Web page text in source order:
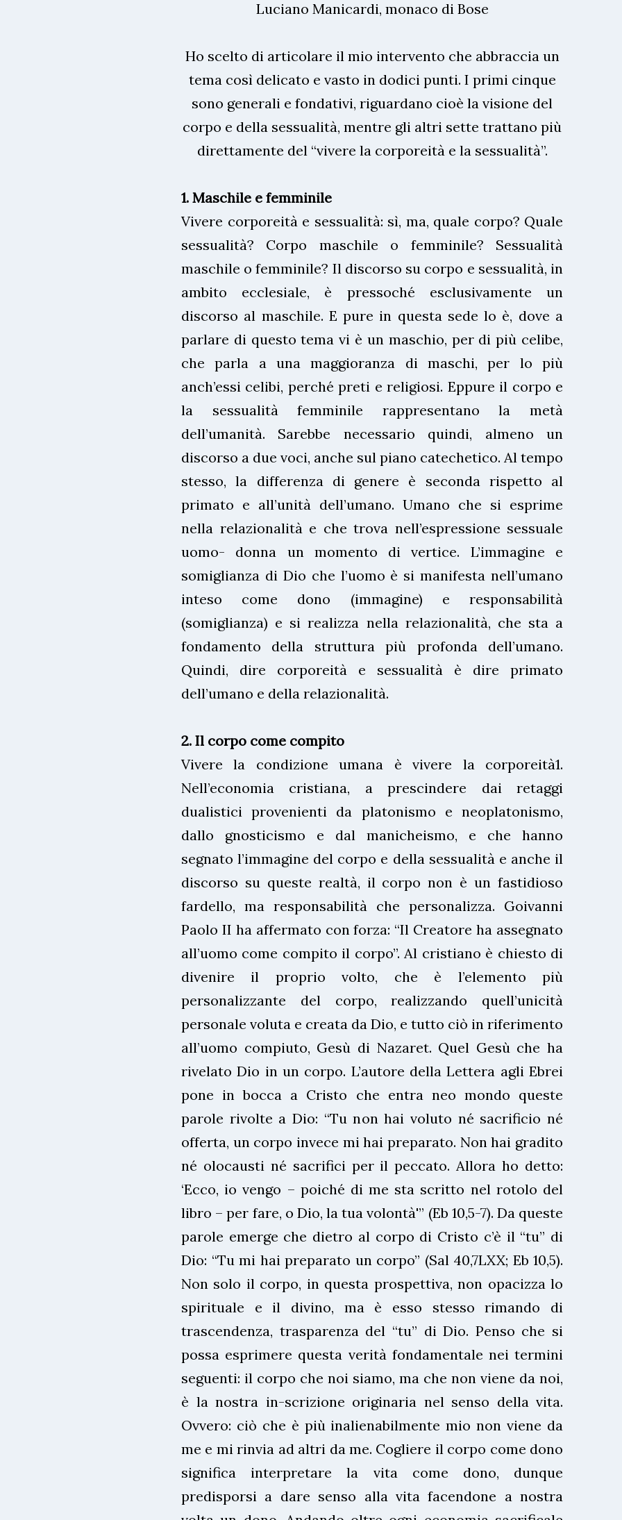
Luciano Manicardi, monaco di Bose
Ho scelto di articolare il mio intervento che abbraccia un
tema così delicato e vasto in dodici punti. I primi cinque
sono generali e fondativi, riguardano cioè la visione del
corpo e della sessualità, mentre gli altri sette trattano più
direttamente del “vivere la corporeità e la sessualità”.
1. Maschile e femminile
Vivere corporeità e sessualità: sì, ma, quale corpo? Quale
sessualità? Corpo maschile o femminile? Sessualità
maschile o femminile? Il discorso su corpo e sessualità, in
ambito ecclesiale, è pressoché esclusivamente un
discorso al maschile. E pure in questa sede lo è, dove a
parlare di questo tema vi è un maschio, per di più celibe,
che parla a una maggioranza di maschi, per lo più
anch’essi celibi, perché preti e religiosi. Eppure il corpo e
la sessualità femminile rappresentano la metà
dell’umanità. Sarebbe necessario quindi, almeno un
discorso a due voci, anche sul piano catechetico. Al tempo
stesso, la differenza di genere è seconda rispetto al
primato e all’unità dell’umano. Umano che si esprime
nella relazionalità e che trova nell’espressione sessuale
uomo- donna un momento di vertice. L’immagine e
somiglianza di Dio che l’uomo è si manifesta nell’umano
inteso come dono (immagine) e responsabilità
(somiglianza) e si realizza nella relazionalità, che sta a
fondamento della struttura più profonda dell’umano.
Quindi, dire corporeità e sessualità è dire primato
dell’umano e della relazionalità.
2. Il corpo come compito
Vivere la condizione umana è vivere la corporeità1.
Nell’economia cristiana, a prescindere dai retaggi
dualistici provenienti da platonismo e neoplatonismo,
dallo gnosticismo e dal manicheismo, e che hanno
segnato l’immagine del corpo e della sessualità e anche il
discorso su queste realtà, il corpo non è un fastidioso
fardello, ma responsabilità che personalizza. Goivanni
Paolo II ha affermato con forza: “Il Creatore ha assegnato
all’uomo come compito il corpo”. Al cristiano è chiesto di
divenire il proprio volto, che è l’elemento più
personalizzante del corpo, realizzando quell’unicità
personale voluta e creata da Dio, e tutto ciò in riferimento
all’uomo compiuto, Gesù di Nazaret. Quel Gesù che ha
rivelato Dio in un corpo. L’autore della Lettera agli Ebrei
pone in bocca a Cristo che entra neo mondo queste
parole rivolte a Dio: “Tu non hai voluto né sacrificio né
offerta, un corpo invece mi hai preparato. Non hai gradito
né olocausti né sacrifici per il peccato. Allora ho detto:
‘Ecco, io vengo – poiché di me sta scritto nel rotolo del
libro – per fare, o Dio, la tua volontà'” (Eb 10,5-7). Da queste
parole emerge che dietro al corpo di Cristo c’è il “tu” di
Dio: “Tu mi hai preparato un corpo” (Sal 40,7LXX; Eb 10,5).
Non solo il corpo, in questa prospettiva, non opacizza lo
spirituale e il divino, ma è esso stesso rimando di
trascendenza, trasparenza del “tu” di Dio. Penso che si
possa esprimere questa verità fondamentale nei termini
seguenti: il corpo che noi siamo, ma che non viene da noi,
è la nostra in-scrizione originaria nel senso della vita.
Ovvero: ciò che è più inalienabilmente mio non viene da
me e mi rinvia ad altri da me. Cogliere il corpo come dono
significa interpretare la vita come dono, dunque
predisporsi a dare senso alla vita facendone a nostra